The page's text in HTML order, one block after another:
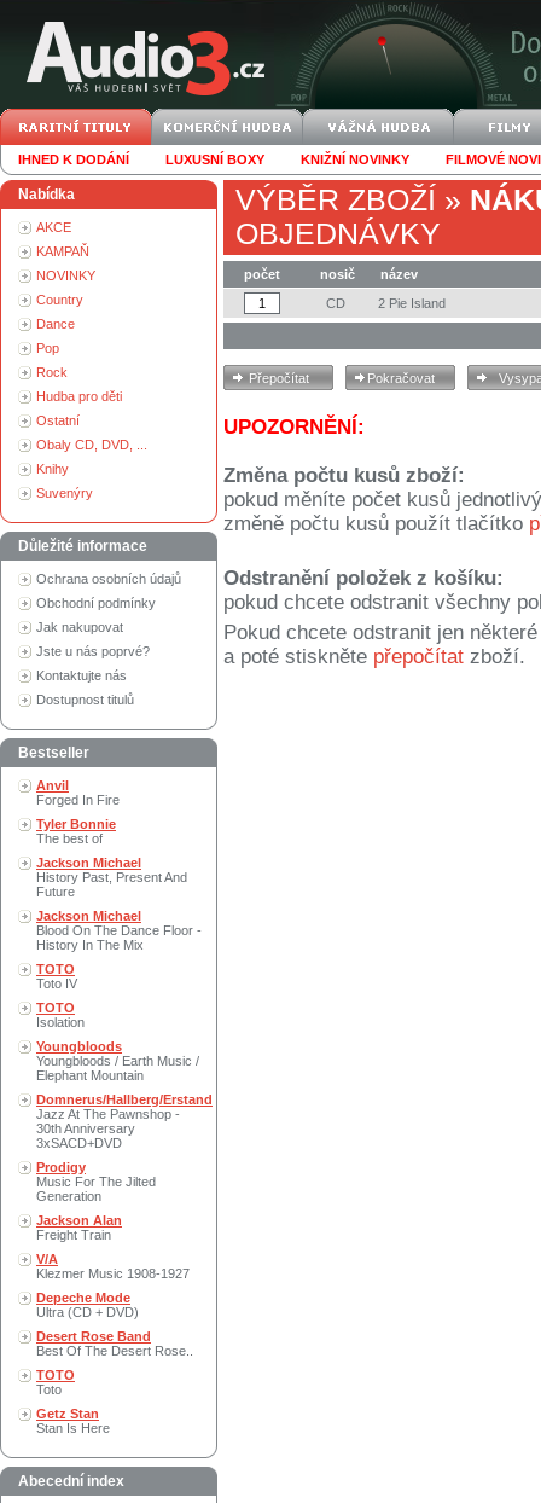
IHNED K DODÁNÍ LUXUSNÍ BOXY KNIŽNÍ NOVINKY FILMOVÉ
Nabídka
AKCE
KAMPAŇ
NOVINKY
Country
Dance
Pop
Rock
Hudba pro děti
Ostatní
Obaly CD, DVD, ...
Knihy
Suvenýry
Důležité informace
Ochrana osobních údajů
Obchodní podmínky
Jak nakupovat
Jste u nás poprvé?
Kontaktujte nás
Dostupnost titulů
Bestseller
Anvil
Forged In Fire
Tyler Bonnie
The best of
Jackson Michael
History Past, Present And
Future
Jackson Michael
Blood On The Dance Floor -
History In The Mix
TOTO
Toto IV
TOTO
Isolation
Youngbloods
Youngbloods / Earth Music /
Elephant Mountain
Domnerus/Hallberg/Erstand
Jazz At The Pawnshop -
30th Anniversary
3xSACD+DVD
Prodigy
Music For The Jilted
Generation
Jackson Alan
Freight Train
V/A
Klezmer Music 1908-1927
Depeche Mode
Ultra (CD + DVD)
Desert Rose Band
Best Of The Desert Rose..
TOTO
Toto
Getz Stan
Stan Is Here
Abecední index
VÝBĚR ZBOŽÍ »
OBJEDNÁVKY
počet nosič
název
CD
2 Pie Island
UPOZORNĚNÍ:
Změna počtu kusů zboží:
pokud měníte počet kusů
změně počtu kusů použít tlačítko
Odstranění položek z košíku:
pokud chcete odstranit všechny
Pokud chcete odstranit jen
a poté stiskněte přepočítat zboží.